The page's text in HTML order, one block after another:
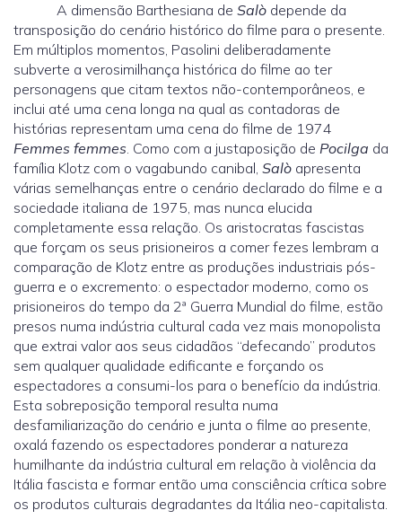
A dimensão Barthesiana de Salò depende da
transposição do cenário histórico do filme para o presente.
Em múltiplos momentos, Pasolini deliberadamente
subverte a verosimilhança histórica do filme ao ter
personagens que citam textos não-contemporâneos, e
inclui até uma cena longa na qual as contadoras de
histórias representam uma cena do filme de 1974
Femmes femmes. Como com a justaposição de Pocilga da
família Klotz com o vagabundo canibal, Salò apresenta
várias semelhanças entre o cenário declarado do filme e a
sociedade italiana de 1975, mas nunca elucida
completamente essa relação. Os aristocratas fascistas
que forçam os seus prisioneiros a comer fezes lembram a
comparação de Klotz entre as produções industriais pós-
guerra e o excremento: o espectador moderno, como os
prisioneiros do tempo da 2ª Guerra Mundial do filme, estão
presos numa indústria cultural cada vez mais monopolista
que extrai valor aos seus cidadãos “defecando” produtos
sem qualquer qualidade edificante e forçando os
espectadores a consumi-los para o benefício da indústria.
Esta sobreposição temporal resulta numa
desfamiliarização do cenário e junta o filme ao presente,
oxalá fazendo os espectadores ponderar a natureza
humilhante da indústria cultural em relação à violência da
Itália fascista e formar então uma consciência crítica sobre
os produtos culturais degradantes da Itália neo-capitalista.